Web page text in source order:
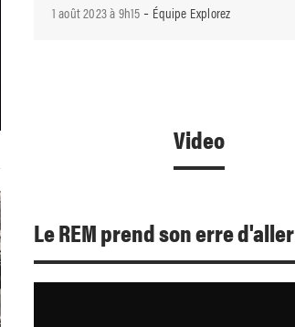
1 août 2023 à 9h15 - Équipe Explorez
Video
Le REM prend son erre d'aller